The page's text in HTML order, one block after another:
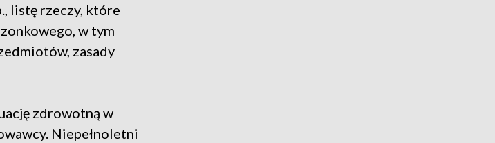
listę rzeczy, które
w tym
zasady
zdrowotną w
Niepełnoletni